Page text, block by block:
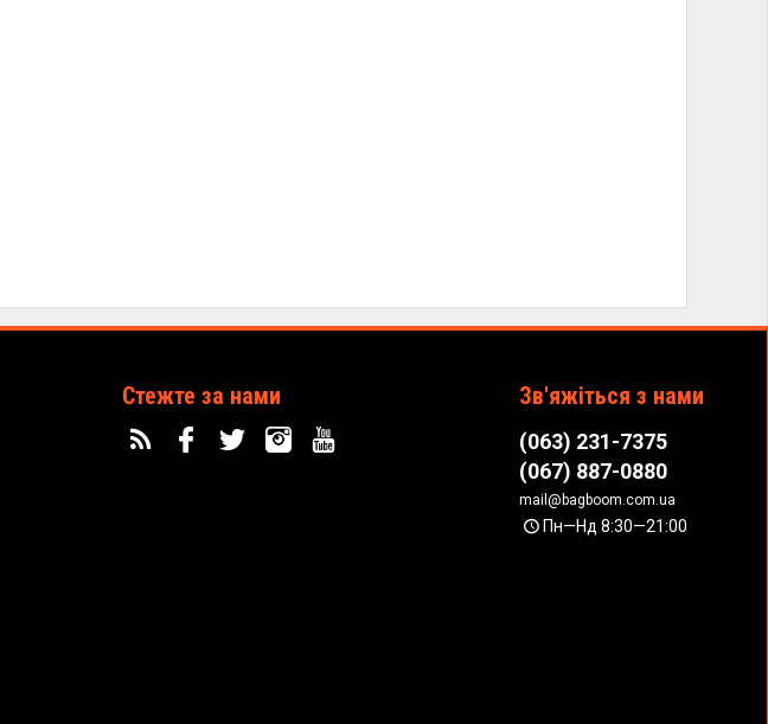
Стежте за нами Зв'яжіться з нами
(063) 231-7375
(067) 887-0880
mail@bagboom.com.ua
Пн—Нд 8:30—21:00